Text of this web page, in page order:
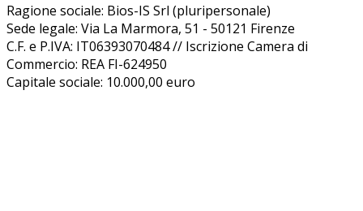
Ragione sociale: Bios-IS Srl (pluripersonale)
Sede legale: Via La Marmora, 51 - 50121 Firenze
C.F. e P.IVA: IT06393070484 // Iscrizione Camera di
Commercio: REA FI-624950
Capitale sociale: 10.000,00 euro